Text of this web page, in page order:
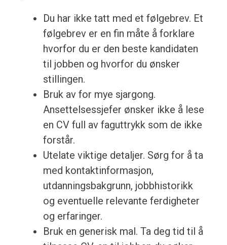
Du har ikke tatt med et følgebrev. Et
følgebrev er en fin måte å forklare
hvorfor du er den beste kandidaten
til jobben og hvorfor du ønsker
stillingen.
Bruk av for mye sjargong.
Ansettelsessjefer ønsker ikke å lese
en CV full av faguttrykk som de ikke
forstår.
Utelate viktige detaljer. Sørg for å ta
med kontaktinformasjon,
utdanningsbakgrunn, jobbhistorikk
og eventuelle relevante ferdigheter
og erfaringer.
Bruk en generisk mal. Ta deg tid til å